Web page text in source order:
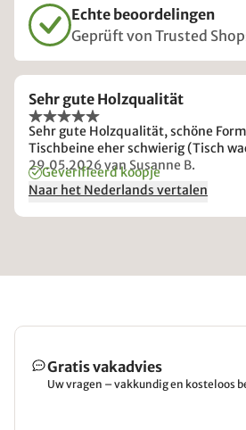
Echte beoordelingen
Geprüft von Trusted
Sehr gute Holzqualität
Sehr gute Holzqualität, schöne
Tischbeine eher schwierig (Tisch
29.05.2026van Susanne B.
Geverifieerd koopje
Naar het Nederlands vertalen
Gratis vakadvies
Uw vragen – vakkundig en kosteloos